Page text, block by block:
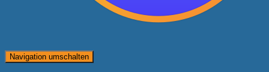
Navigation umschalten